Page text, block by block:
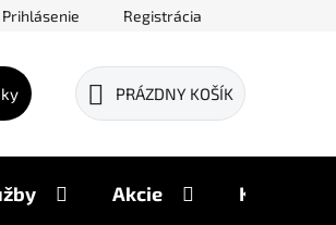
Prihlásenie Registrácia
NÁKUPNÝ
PRÁZDNY KOŠÍK
Akcie Kontakty